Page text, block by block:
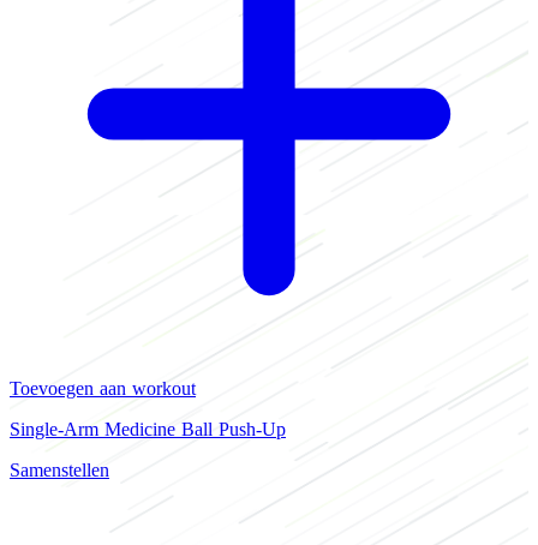
Toevoegen aan workout
Single-Arm Medicine Ball Push-Up
Samenstellen